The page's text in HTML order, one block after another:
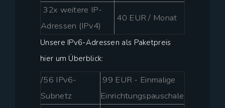
32x weitere IP-
Adressen (IPv4)
40 EUR / Monat
Unsere IPv6-Adressen als Paketpreis
hier um Überblick:
/56 IPv6-
Subnetz
99 EUR - Einmalige
Einrichtungspauschale